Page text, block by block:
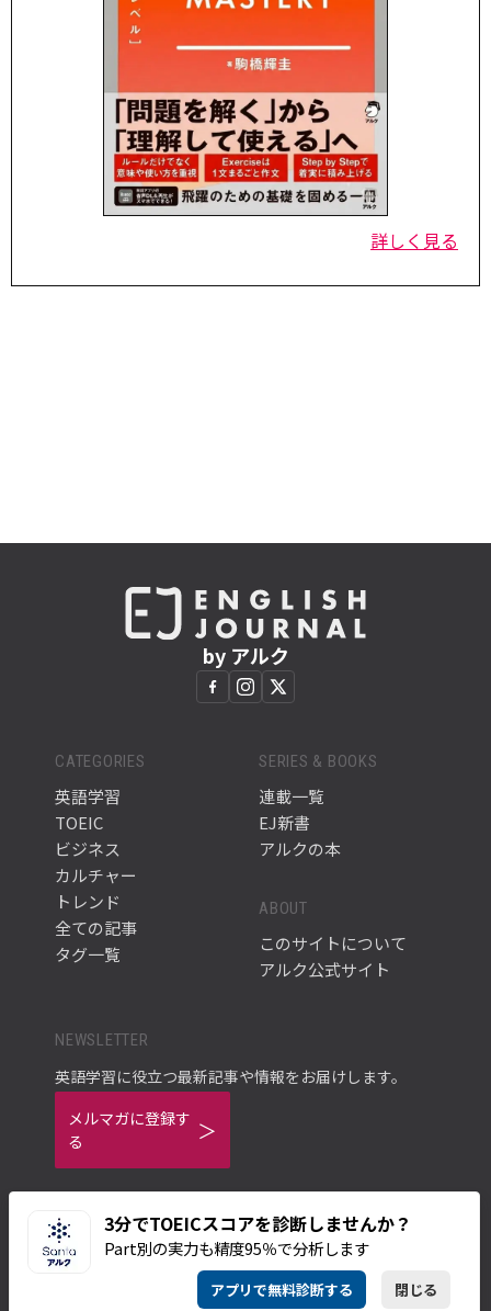
詳しく見る
3分でTOEICスコアを診断しませんか？
Part別の実力も精度95％で分析します
アプリで無料診断する 閉じる
by アルク
CATEGORIES
英語学習
TOEIC
ビジネス
カルチャー
トレンド
全ての記事
タグ一覧
SERIES & BOOKS
連載一覧
EJ新書
アルクの本
ABOUT
このサイトについて
アルク公式サイト
NEWSLETTER
英語学習に役立つ最新記事や情報をお届けします。
メルマガに登録す
る
プライバシーポリシー